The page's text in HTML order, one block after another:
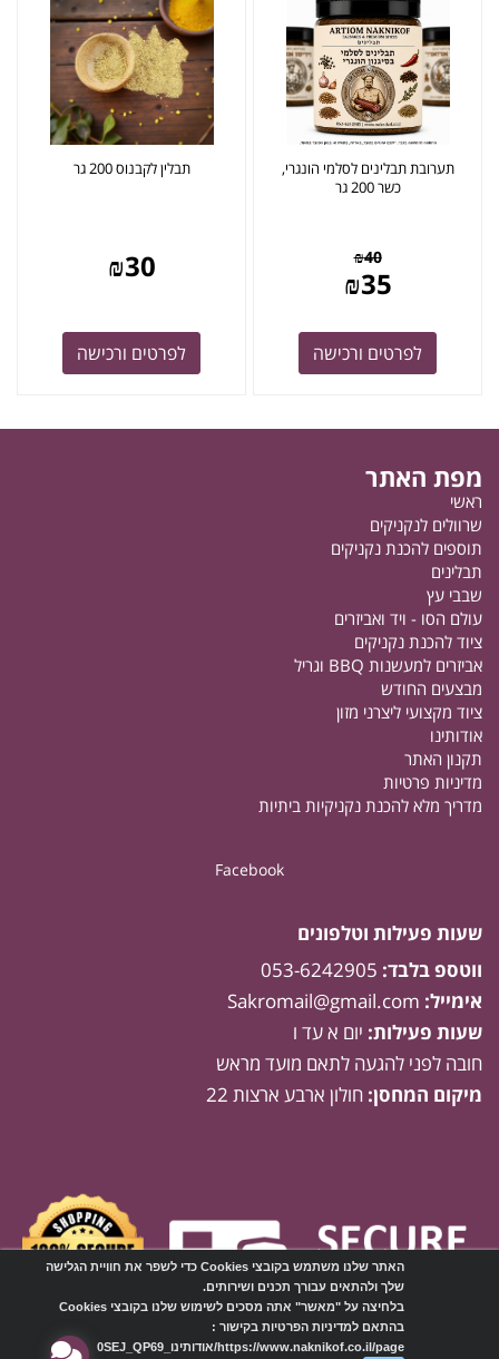
תערובת תבלינים לסלמי הונגרי,
כשר 200 גר
₪40
₪35
לפרטים ורכישה
תבלין לקבנוס 200 גר
₪30
לפרטים ורכישה
מפת האתר
ראשי
שרוולים לנקניקים
תוספים להכנת נקניקים
תבלינים
שבבי עץ
עולם הסו - ויד ואביזרים
ציוד להכנת נקניקים
אביזרים למעשנות BBQ וגריל
מבצעים החודש
ציוד מקצועי ליצרני מזון
אודותינו
תקנון האתר
מדיניות פרטיות
מדריך מלא להכנת נקניקיות ביתיות
Facebook
שעות פעילות וטלפונים
ווטספ בלבד: 053-6242905
אימייל: Sakromail@gmail.com
שעות פעילות: יום א עד ו
חובה לפני להגעה לתאם מועד מראש
מיקום המחסן: חולון ארבע ארצות 22
האתר שלנו משתמש בקובצי Cookies כדי לשפר את חוויית הגלישה
שלך ולהתאים עבורך תכנים ושירותים.
בלחיצה על "מאשר" אתה מסכים לשימוש שלנו בקובצי Cookies
בהתאם למדיניות הפרטיות בקישור :
https://www.naknikof.co.il/page/אודותינו_0SEJ_QP69